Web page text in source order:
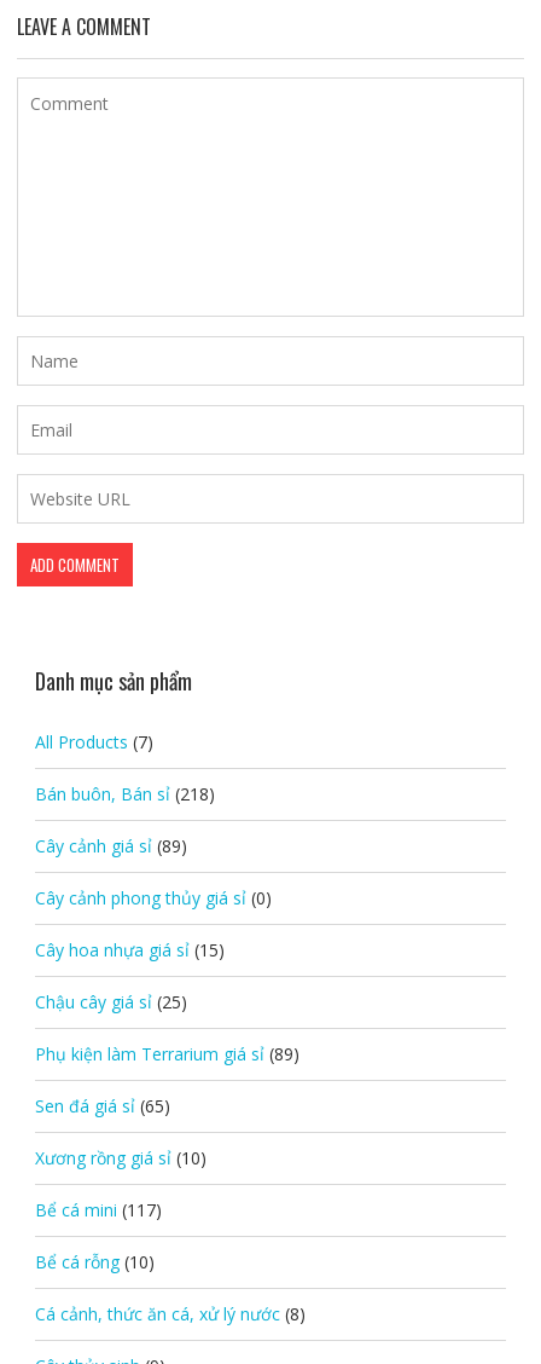
LEAVE A COMMENT
Danh mục sản phẩm
All Products (7)
Bán buôn, Bán sỉ (218)
Cây cảnh giá sỉ (89)
Cây cảnh phong thủy giá sỉ (0)
Cây hoa nhựa giá sỉ (15)
Chậu cây giá sỉ (25)
Phụ kiện làm Terrarium giá sỉ (89)
Sen đá giá sỉ (65)
Xương rồng giá sỉ (10)
Bể cá mini (117)
Bể cá rỗng (10)
Cá cảnh, thức ăn cá, xử lý nước (8)